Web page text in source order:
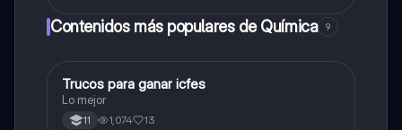
Contenidos más populares de Química 9
Química
Trucos para ganar icfes
Lo mejor
11 1,074 13